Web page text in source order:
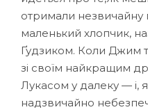
отримали незвичайну
маленький хлопчик,
Ґудзиком. Коли Джим
зі своїм найкращим
Лукасом у далеку — і,
надзвичайно